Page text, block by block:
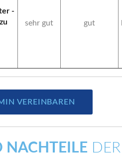
sehr gut gut
VEREINBAREN
NACHTEILE DER